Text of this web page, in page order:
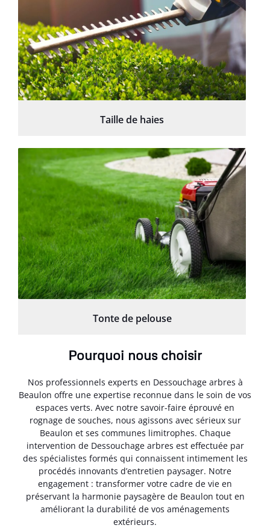
Taille de haies
Tonte de pelouse
Pourquoi nous choisir
Nos professionnels experts en Dessouchage arbres à
Beaulon offre une expertise reconnue dans le soin de vos
espaces verts. Avec notre savoir-faire éprouvé en
rognage de souches, nous agissons avec sérieux sur
Beaulon et ses communes limitrophes. Chaque
intervention de Dessouchage arbres est effectuée par
des spécialistes formés qui connaissent intimement les
procédés innovants d’entretien paysager. Notre
engagement : transformer votre cadre de vie en
préservant la harmonie paysagère de Beaulon tout en
améliorant la durabilité de vos aménagements
extérieurs.